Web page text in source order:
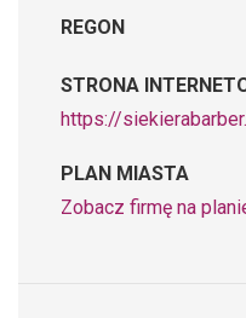
REGON
STRONA
https://
PLAN MIASTA
Zobacz firmę na